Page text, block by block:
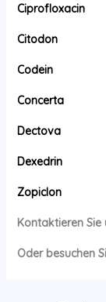
Ciprofloxacin
Citodon
Codein
Concerta
Dectova
Dexedrin
Zopiclon
Kontaktieren Sie
Oder besuchen